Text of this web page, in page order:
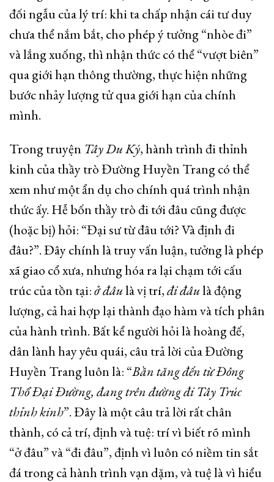
đối ngẫu của lý trí: khi ta chấp nhận cái tư duy
chưa thể nắm bắt, cho phép ý tưởng “nhòe đi”
và lắng xuống, thì nhận thức có thể “vượt biên”
qua giới hạn thông thường, thực hiện những
bước nhảy lượng tử qua giới hạn của chính
mình.
Trong truyện Tây Du Ký, hành trình đi thỉnh
kinh của thầy trò Đường Huyền Trang có thể
xem như một ẩn dụ cho chính quá trình nhận
thức ấy. Hễ bốn thầy trò đi tới đâu cũng được
(hoặc bị) hỏi: “Đại sư từ đâu tới? Và định đi
đâu?”. Đây chính là truy vấn luận, tưởng là phép
xã giao cổ xưa, nhưng hóa ra lại chạm tới cấu
trúc của tồn tại:ở đâulà vị trí,đi đâulà động
lượng, cả hai hợp lại thành đạo hàm và tích phân
của hành trình. Bất kể người hỏi là hoàng đế,
dân lành hay yêu quái, câu trả lời của Đường
Huyền Trang luôn là: “Bần tăng đến từ Đông
Thổ Đại Đường, đang trên đường đi Tây Trúc
thỉnh kinh”. Đây là một câu trả lời rất chân
thành, có cả trí, định và tuệ: trí vì biết rõ mình
“ở đâu” và “đi đâu”, định vì luôn có niềm tin sắt
đá trong cả hành trình vạn dặm, và tuệ là vì hiểu